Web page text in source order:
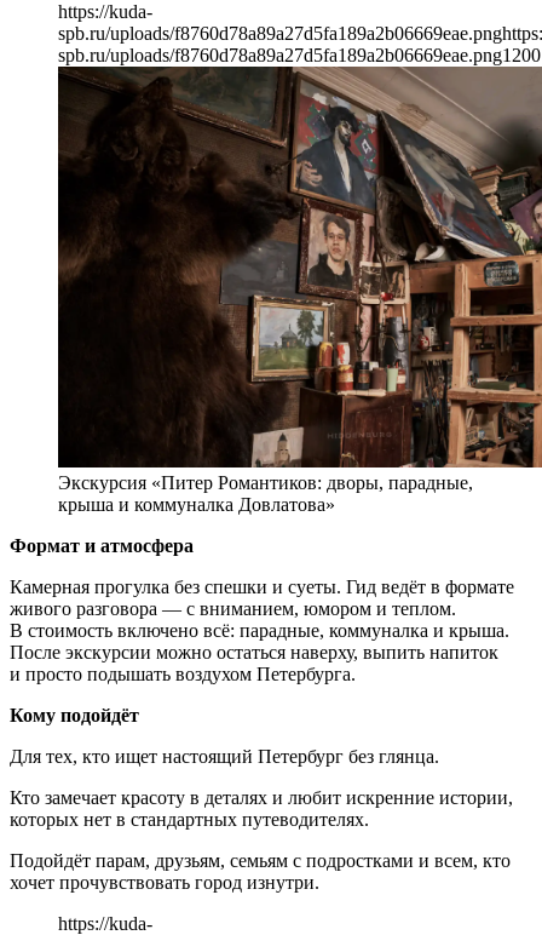
https://kuda-
spb.ru/uploads/f8760d78a89a27d5fa189a2b06669eae.png
spb.ru/uploads/f8760d78a89a27d5fa189a2b06669eae.png1200
Экскурсия «Питер Романтиков: дворы, парадные,
крыша и коммуналка Довлатова»
Формат и атмосфера
Камерная прогулка без спешки и суеты. Гид ведёт в формате
живого разговора — с вниманием, юмором и теплом.
В стоимость включено всё: парадные, коммуналка и крыша.
После экскурсии можно остаться наверху, выпить напиток
и просто подышать воздухом Петербурга.
Кому подойдёт
Для тех, кто ищет настоящий Петербург без глянца.
Кто замечает красоту в деталях и любит искренние истории,
которых нет в стандартных путеводителях.
Подойдёт парам, друзьям, семьям с подростками и всем, кто
хочет прочувствовать город изнутри.
https://kuda-